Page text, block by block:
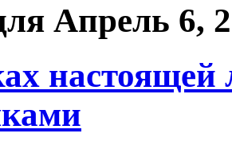
Апрель 6,